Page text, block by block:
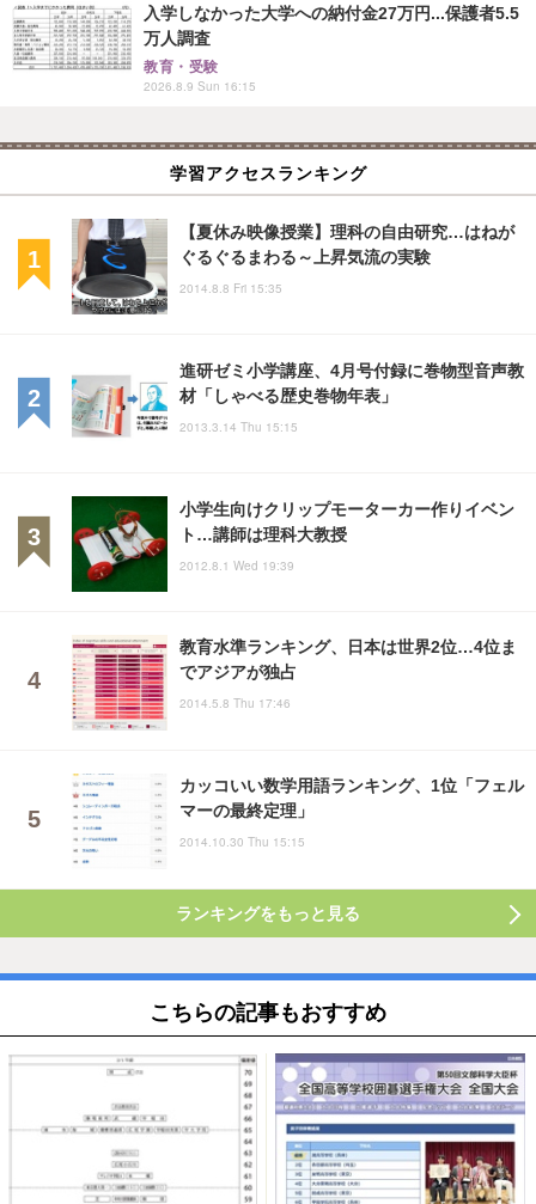
入学しなかった大学への納付金27万円...保護者5.5
万人調査
教育・受験
2026.8.9 Sun 16:15
学習アクセスランキング
【夏休み映像授業】理科の自由研究…はねが
ぐるぐるまわる～上昇気流の実験
2014.8.8 Fri 15:35
進研ゼミ小学講座、4月号付録に巻物型音声教
材「しゃべる歴史巻物年表」
2013.3.14 Thu 15:15
小学生向けクリップモーターカー作りイベン
ト…講師は理科大教授
2012.8.1 Wed 19:39
教育水準ランキング、日本は世界2位…4位ま
でアジアが独占
2014.5.8 Thu 17:46
カッコいい数学用語ランキング、1位「フェル
マーの最終定理」
2014.10.30 Thu 15:15
ランキングをもっと見る
こちらの記事もおすすめ